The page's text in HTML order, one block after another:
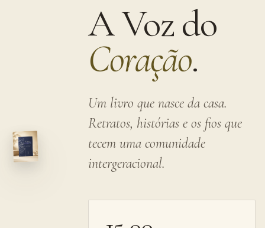
A Voz do
Coração.
Um livro que nasce da casa.
Retratos, histórias e os fios que
tecem uma comunidade
intergeracional.